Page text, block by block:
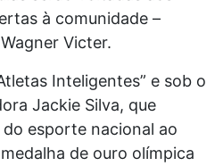
à comunidade –
Victer.
Inteligentes” e sob o
Jackie Silva, que
esporte nacional ao
de ouro olímpica